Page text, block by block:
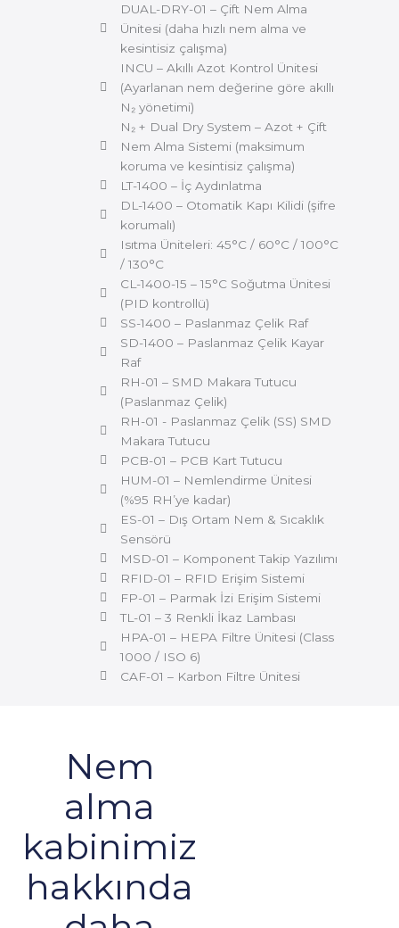
DUAL-DRY-01 – Çift Nem Alma
Ünitesi (daha hızlı nem alma ve
kesintisiz çalışma)
INCU – Akıllı Azot Kontrol Ünitesi
(Ayarlanan nem değerine göre akıllı
N₂ yönetimi)
N₂ + Dual Dry System – Azot + Çift
Nem Alma Sistemi (maksimum
koruma ve kesintisiz çalışma)
LT-1400 – İç Aydınlatma
DL-1400 – Otomatik Kapı Kilidi (şifre
korumalı)
Isıtma Üniteleri: 45°C / 60°C / 100°C
/ 130°C
CL-1400-15 – 15°C Soğutma Ünitesi
(PID kontrollü)
SS-1400 – Paslanmaz Çelik Raf
SD-1400 – Paslanmaz Çelik Kayar
Raf
RH-01 – SMD Makara Tutucu
(Paslanmaz Çelik)
RH-01 - Paslanmaz Çelik (SS) SMD
Makara Tutucu
PCB-01 – PCB Kart Tutucu
HUM-01 – Nemlendirme Ünitesi
(%95 RH’ye kadar)
ES-01 – Dış Ortam Nem & Sıcaklık
Sensörü
MSD-01 – Komponent Takip Yazılımı
RFID-01 – RFID Erişim Sistemi
FP-01 – Parmak İzi Erişim Sistemi
TL-01 – 3 Renkli İkaz Lambası
HPA-01 – HEPA Filtre Ünitesi (Class
1000 / ISO 6)
CAF-01 – Karbon Filtre Ünitesi
Nem
alma
kabinimiz
hakkında